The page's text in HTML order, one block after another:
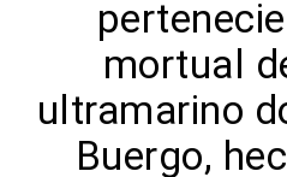
mortual
ultramarino
Buergo,